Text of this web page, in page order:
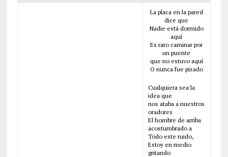
La placa en la pared
dice que
Nadie está dormido
aquí
Es raro caminar por
un puente
que no estuvo aquí
O nunca fue pisado
Cualquiera sea la
idea que
nos ataba a nuestros
oradores
El hombre de arriba
acostumbrado a
Todo este ruido,
Estoy en medio
gritando